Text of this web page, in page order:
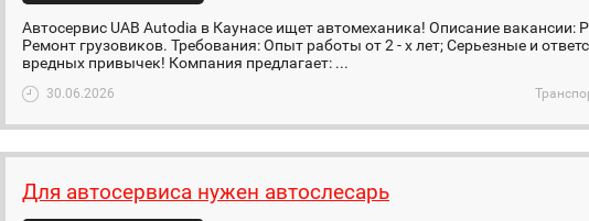
Автосервис UAB Autodia в Каунасе ищет автомеханика! Описание вакансии:
Ремонт грузовиков. Требования: Опыт работы от 2 - х лет; Серьезные и
вредных привычек! Компания предлагает: ...
30.06.2026
Для автосервиса нужен автослесарь